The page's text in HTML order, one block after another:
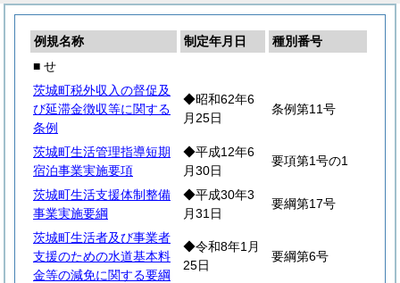
例規名称 制定年月日
種別番号
■ せ
茨城町税外収入の督促及
び延滞金徴収等に関する
条例
◆昭和62年6
月25日
条例第11号
茨城町生活管理指導短期
宿泊事業実施要項
◆平成12年6
月30日
要項第1号の1
茨城町生活支援体制整備
事業実施要綱
◆平成30年3
月31日
要綱第17号
茨城町生活者及び事業者
支援のための水道基本料
金等の減免に関する要綱
◆令和8年1月
25日
要綱第6号